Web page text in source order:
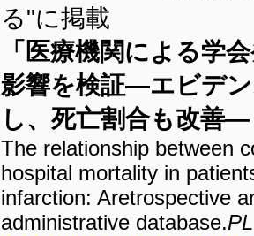
る"に掲載
「 医療機関による学
影響を検証―エビデ
し、死亡割合も改善―
The relationship between
hospital mortality in
infarction: Aretrospective
administrative database.